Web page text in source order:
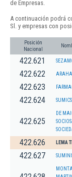
de Empresas.
A continuación podrá
Sl. y empresas con
Posición
Nacional
422.621
422.622
422.623
422.624 SUMICS
422.625
DE
422.626 LEMA
422.627